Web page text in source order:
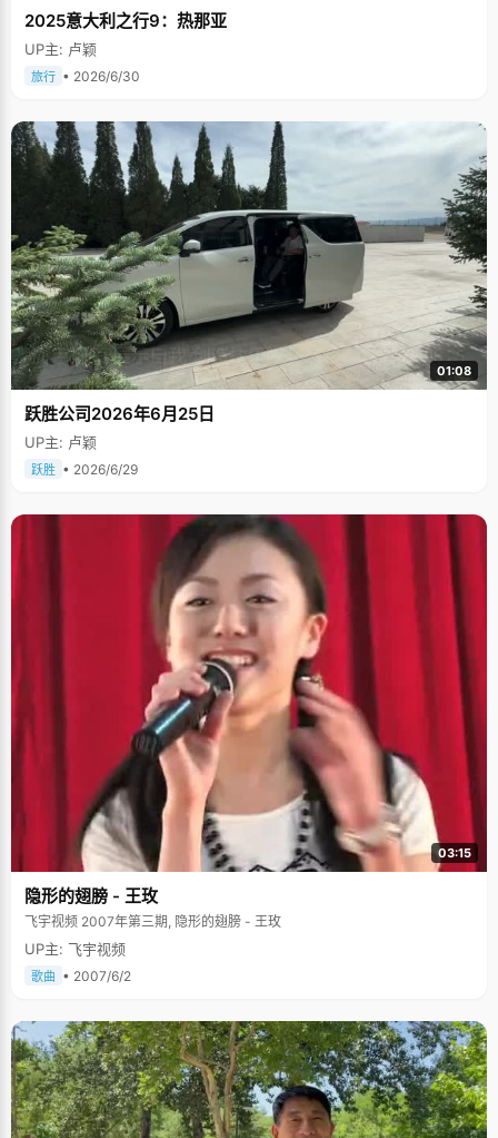
2025意大利之行9：热那亚
UP主: 卢颖
旅行 • 2026/6/30
01:08
跃胜公司2026年6月25日
UP主: 卢颖
跃胜 • 2026/6/29
03:15
隐形的翅膀 - 王玫
飞宇视频 2007年第三期, 隐形的翅膀 - 王玫
UP主: 飞宇视频
歌曲 • 2007/6/2